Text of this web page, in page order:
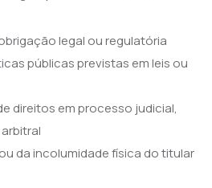
legal ou regulatória
públicas previstas em leis ou
direitos em processo judicial,
da incolumidade física do titular